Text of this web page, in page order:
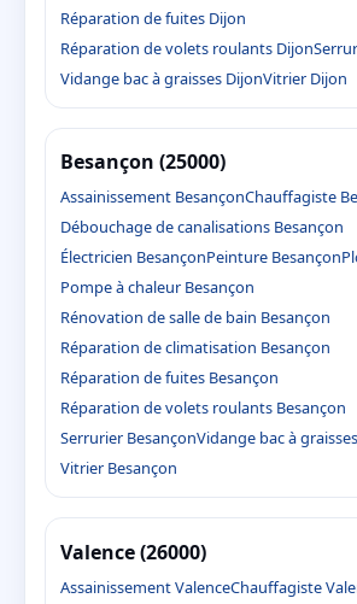
Réparation de fuites Dijon
Réparation de volets roulants Dijon
Vidange bac à graisses DijonVitrier Dijon
Besançon (25000)
Assainissement BesançonChauffagiste
Débouchage de canalisations Besançon
Électricien BesançonPeinture Besançon
Pompe à chaleur Besançon
Rénovation de salle de bain Besançon
Réparation de climatisation Besançon
Réparation de fuites Besançon
Réparation de volets roulants Besançon
Serrurier BesançonVidange bac à
Vitrier Besançon
Valence (26000)
Assainissement ValenceChauffagiste